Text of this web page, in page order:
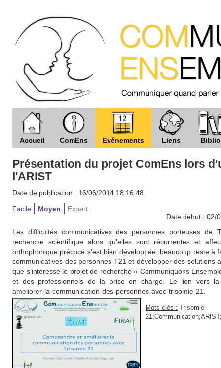
Accueil ComEns Evénements Liens Biblio
Présentation du projet ComEns lors
l'ARIST
Date de publication : 16/06/2014 18:16:48
Facile
Moyen
Expert
Date debut : 02/
Les difficultés communicatives des personnes porteuses
recherche scientifique alors qu’elles sont récurrentes et
orthophonique précoce s'est bien développée, beaucoup reste à
communicatives des personnes T21 et développer des solutions
que s’intéresse le projet de recherche « Communiquons
et des professionnels de la prise en charge. Le lien vers la
ameliorer-la-communication-des-personnes-avec-trisomie-21.
Mots-clés : Trisomie